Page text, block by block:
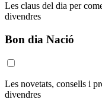
Les claus del dia per
divendres
Bon dia Nació
Les novetats, consells i
divendres